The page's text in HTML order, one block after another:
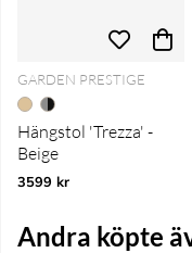
GARDEN PRESTIGE
Hängstol 'Trezza' -
Beige
3599 kr
Andra köpte